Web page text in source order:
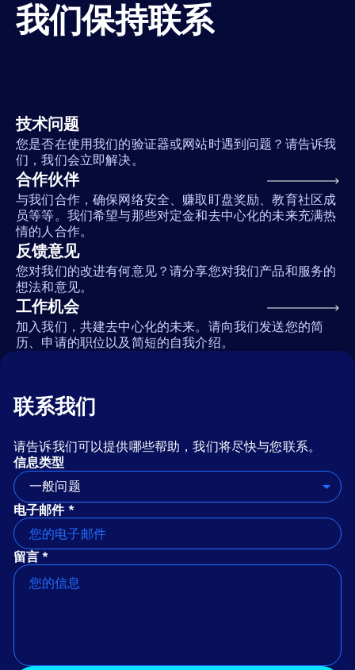
我们保持联系
技术问题
您是否在使用我们的验证器或网站时遇到问题？请告诉我
们，我们会立即解决。
合作伙伴
与我们合作，确保网络安全、赚取盯盘奖励、教育社区成
员等等。我们希望与那些对定金和去中心化的未来充满热
情的人合作。
反馈意见
您对我们的改进有何意见？请分享您对我们产品和服务的
想法和意见。
工作机会
加入我们，共建去中心化的未来。请向我们发送您的简
历、申请的职位以及简短的自我介绍。
联系我们
请告诉我们可以提供哪些帮助，我们将尽快与您联系。
信息类型
一般问题
电子邮件 *
留言 *